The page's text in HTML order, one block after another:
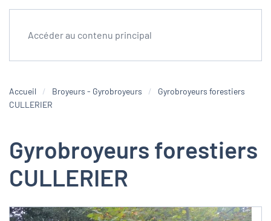
Accéder au contenu principal
Accueil Broyeurs - Gyrobroyeurs
Gyrobroyeurs forestiers
CULLERIER
Gyrobroyeurs forestiers
CULLERIER